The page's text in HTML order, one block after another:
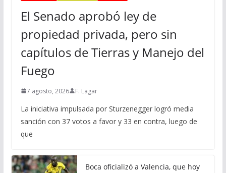
El Senado aprobó ley de
propiedad privada, pero sin
capítulos de Tierras y Manejo del
Fuego
7 agosto, 2026 F. Lagar
La iniciativa impulsada por Sturzenegger logró media
sanción con 37 votos a favor y 33 en contra, luego de
que
Boca oficializó a Valencia, que hoy